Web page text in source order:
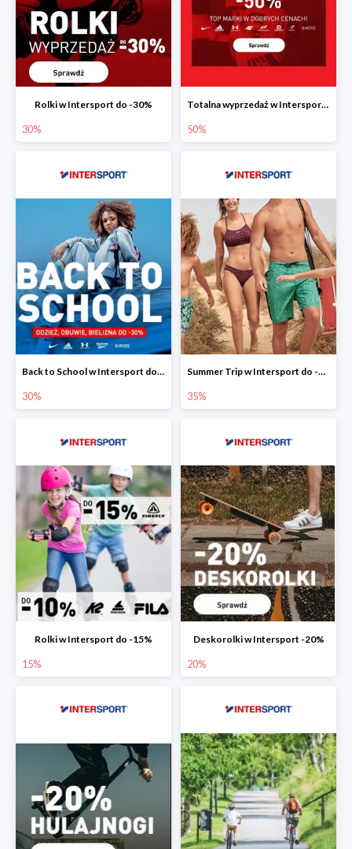
Rolki w Intersport do -30%
30%
Totalna wyprzedaż w Intersport do -50%
50%
Back to School w Intersport do -30%
30%
Summer Trip w Intersport do -35%
35%
Rolki w Intersport do -15%
15%
Deskorolki w Intersport -20%
20%